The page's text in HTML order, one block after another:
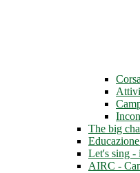
The big
Let's sing -
AIRC -